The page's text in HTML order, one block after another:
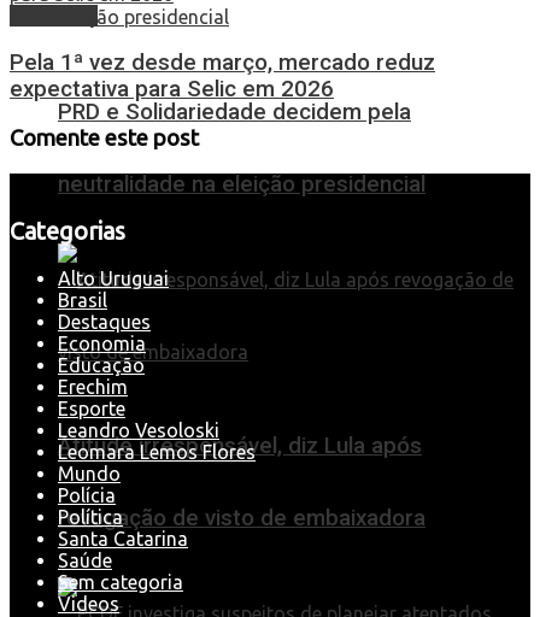
PRD e Solidariedade decidem pela
neutralidade na eleição presidencial
Atitude irresponsável, diz Lula após
revogação de visto de embaixadora
Pela 1ª vez desde março, mercado reduz
expectativa para Selic em 2026
Comente este post
Categorias
Alto Uruguai
Brasil
Destaques
Economia
Educação
Erechim
Esporte
Leandro Vesoloski
Leomara Lemos Flores
Mundo
Polícia
Política
Santa Catarina
Saúde
Sem categoria
Videos